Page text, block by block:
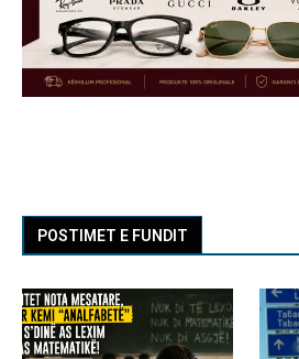
POSTIMET E FUNDIT